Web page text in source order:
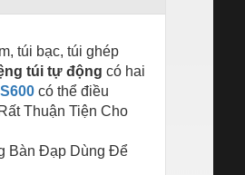
túi bạc, túi ghép
túi tự động có hai
có thể điều
Thuận Tiện Cho
Bàn Đạp Dùng Để